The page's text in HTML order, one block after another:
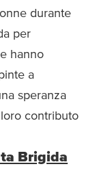
durante
per
hanno
a
speranza
contributo
Brigida